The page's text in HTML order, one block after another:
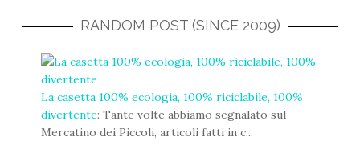
RANDOM POST (SINCE 2009)
La casetta 100% ecologia, 100% riciclabile, 100%
divertente: Tante volte abbiamo segnalato sul
Mercatino dei Piccoli, articoli fatti in c...